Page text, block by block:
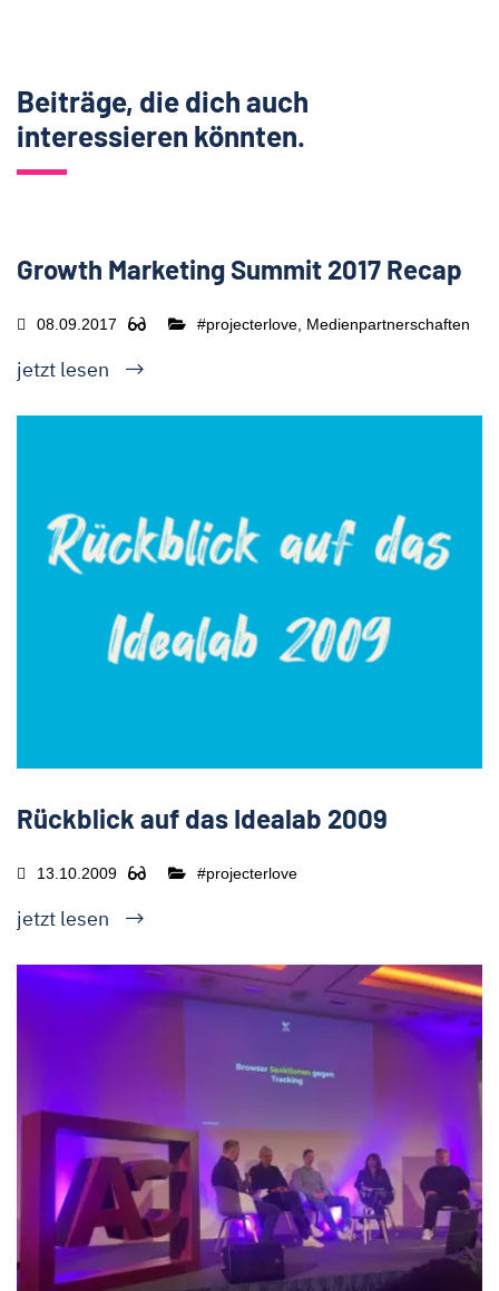
Beiträge, die dich auch
interessieren könnten.
Growth Marketing Summit 2017 Recap
08.09.2017 #projecterlove, Medienpartnerschaften
jetzt lesen
Rückblick auf das Idealab 2009
13.10.2009 #projecterlove
jetzt lesen